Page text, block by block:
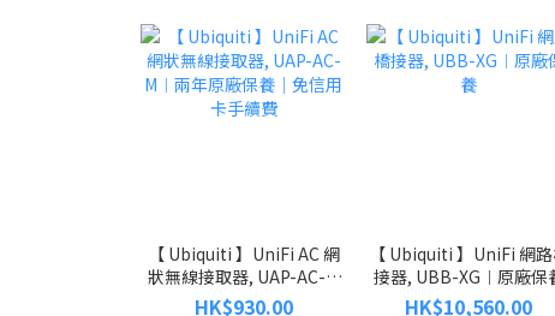
【 Ubiquiti 】UniFi AC 網
狀無線接取器, UAP-AC-M
︱兩年原廠保養｜免信用卡
HK$930.00
【 Ubiquiti 】UniFi 網
接器, UBB-XG︱原廠保
HK$10,560.00